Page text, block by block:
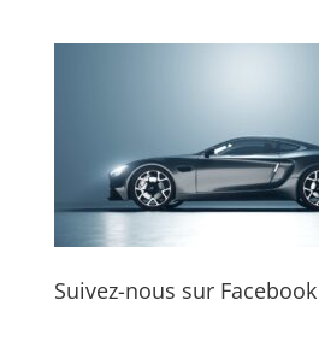
Suivez-nous sur